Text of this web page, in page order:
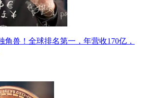
角兽！全球排名第一，年营收170亿，